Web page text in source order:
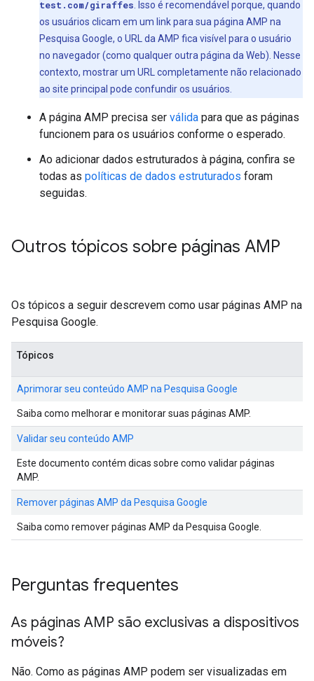
test.com/giraffes . Isso é recomendável porque, quando
os usuários clicam em um link para sua página AMP na
Pesquisa Google, o URL da AMP fica visível para o usuário
no navegador (como qualquer outra página da Web). Nesse
contexto, mostrar um URL completamente não relacionado
ao site principal pode confundir os usuários.
A página AMP precisa ser válida para que as páginas
funcionem para os usuários conforme o esperado.
Ao adicionar dados estruturados à página, confira se
todas as políticas de dados estruturados foram
seguidas.
Outros tópicos sobre páginas AMP
Os tópicos a seguir descrevem como usar páginas AMP na
Pesquisa Google.
Tópicos
Aprimorar seu conteúdo AMP na Pesquisa Google
Saiba como melhorar e monitorar suas páginas AMP.
Validar seu conteúdo AMP
Este documento contém dicas sobre como validar páginas
AMP.
Remover páginas AMP da Pesquisa Google
Saiba como remover páginas AMP da Pesquisa Google.
Perguntas frequentes
As páginas AMP são exclusivas a dispositivos
móveis?
Não. Como as páginas AMP podem ser visualizadas em